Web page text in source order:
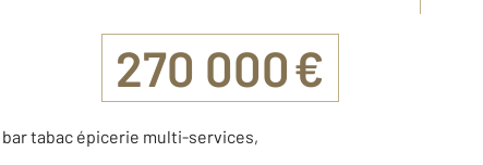
270 000 €
tabac épicerie multi-services,